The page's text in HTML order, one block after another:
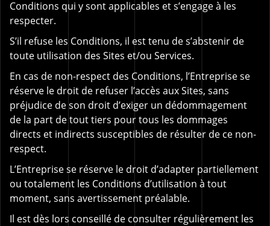
Conditions qui y sont applicables et s’engage à les
respecter.
S’il refuse les Conditions, il est tenu de s’abstenir de
toute utilisation des Sites et/ou Services.
En cas de non-respect des Conditions, l’Entreprise se
réserve le droit de refuser l’accès aux Sites, sans
préjudice de son droit d’exiger un dédommagement
de la part de tout tiers pour tous les dommages
directs et indirects susceptibles de résulter de ce non-
respect.
L’Entreprise se réserve le droit d’adapter partiellement
ou totalement les Conditions d’utilisation à tout
moment, sans avertissement préalable.
Il est dès lors conseillé de consulter régulièrement les